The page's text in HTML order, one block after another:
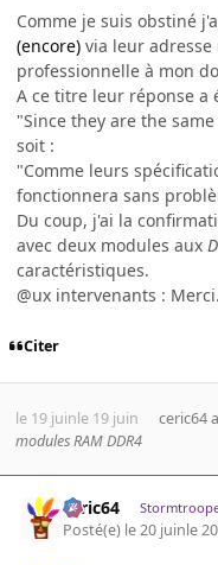
Comme je suis obstiné
(encore) via leur
professionnelle à mon
A ce titre leur réponse a
"Since they are the
soit :
"Comme leurs
fonctionnera sans
Du coup, j'ai la
avec deux modules aux
caractéristiques.
@ux intervenants : Merci.
Citer
le 19 juinle 19 juin ceric64
modules RAM DDR4
ceric64
Posté(e) le 20 juinle